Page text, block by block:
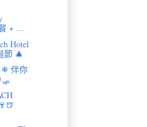
+ ...
Hotel
節 🎄
伴你